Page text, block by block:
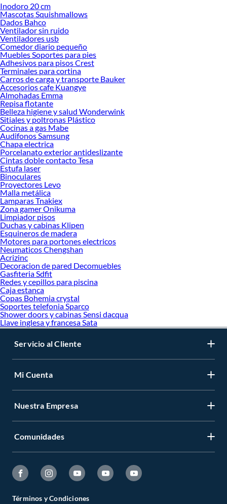
Desde remodelaciones hasta proyectos de decoración, estamos aquí para hacer
tus ideas realidad. ¡Visítanos y encuentra todo lo que tenemos para ofrecerte en
Freidoras!
Explora la variedad de productos de Freidoras en Sodimac
Herramientas, materiales y accesorios de calidad para tus proyectos y
renovación de espacios. ¡Visítanos y descubre todo lo que tenemos para
ofrecerte!
Encuentra una amplia variedad de productos de Freidoras en Sodimac.
Encuentra todo lo necesario para tus proyectos de renovación y decoración.
¡Visítanos y haz tus ideas realidad!
Inodoro 20 cm
Mascotas Squishmallows
Dados Bahco
Ventilador sin ruido
Ventiladores usb
Comedor diario pequeño
Muebles Soportes para pies
Adhesivos para pisos Crest
Terminales para cortina
Carros de carga y transporte Bauker
Accesorios cafe Kuangye
Almohadas Emma
Repisa flotante
Belleza higiene y salud Wonderwink
Sitiales y poltronas Plástico
Cocinas a gas Mabe
Audifonos Samsung
Chapa electrica
Porcelanato exterior antideslizante
Cintas doble contacto Tesa
Estufa laser
Binoculares
Proyectores Levo
Malla metálica
Lamparas Tnakiex
Zona gamer Onikuma
Limpiador pisos
Duchas y cabinas Klipen
Esquineros de madera
Motores para portones electricos
Neumaticos Chengshan
Acrizinc
Decoracion de pared Decomuebles
Gasfiteria Sdfit
Redes y cepillos para piscina
Caja estanca
Copas Bohemia crystal
Soportes telefonia Sparco
Shower doors y cabinas Sensi dacqua
Llave inglesa y francesa Sata
Servicio al Cliente
Mi Cuenta
Nuestra Empresa
Comunidades
Términos y Condiciones